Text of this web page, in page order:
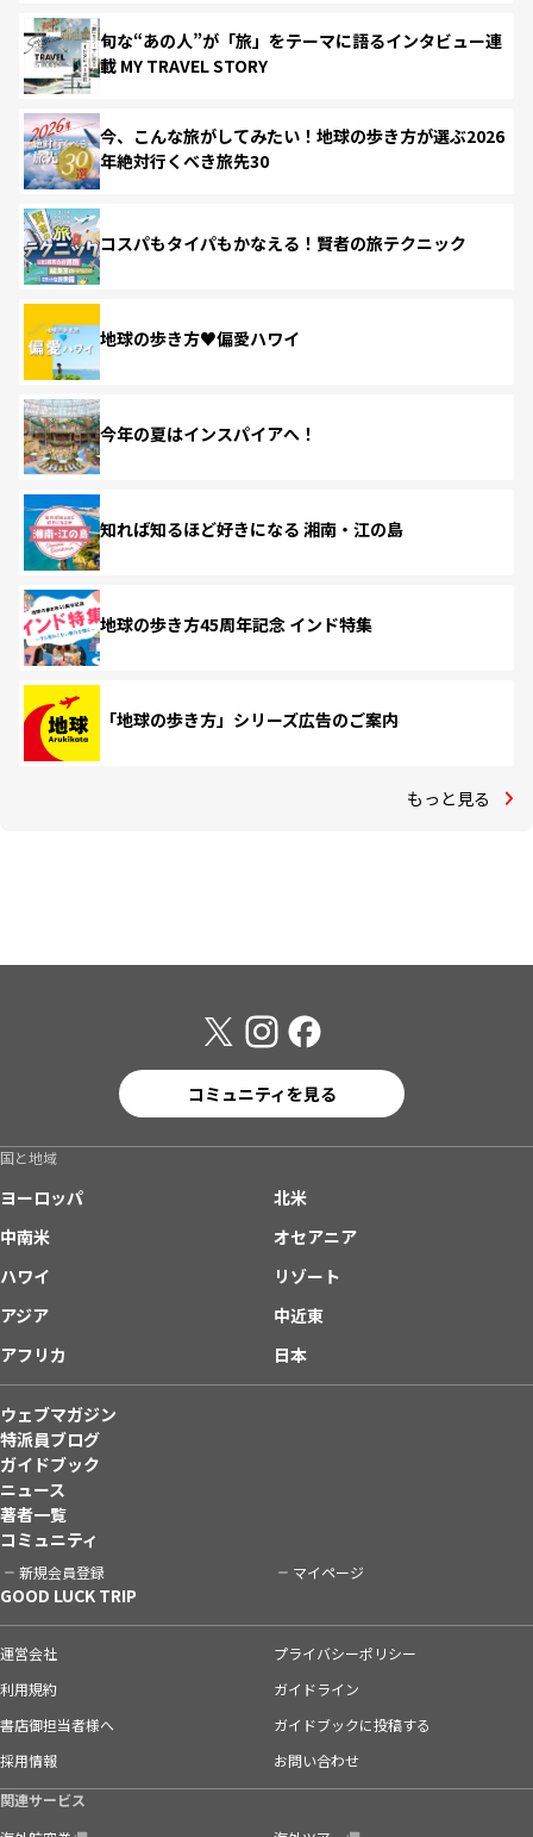
旬な“あの人”が「旅」をテーマに語るインタビュー連
載 MY TRAVEL STORY
今、こんな旅がしてみたい！地球の歩き方が選ぶ2026
年絶対行くべき旅先30
コスパもタイパもかなえる！賢者の旅テクニック
地球の歩き方♥偏愛ハワイ
今年の夏はインスパイアへ！
知れば知るほど好きになる 湘南・江の島
地球の歩き方45周年記念 インド特集
「地球の歩き方」シリーズ広告のご案内
もっと見る
コミュニティを見る
国と地域
ヨーロッパ
北米
中南米
オセアニア
ハワイ
リゾート
アジア
中近東
アフリカ
日本
ウェブマガジン
特派員ブログ
ガイドブック
ニュース
著者一覧
コミュニティ
新規会員登録 マイページ
GOOD LUCK TRIP
運営会社
プライバシーポリシー
利用規約
ガイドライン
書店御担当者様へ
ガイドブックに投稿する
採用情報
お問い合わせ
関連サービス